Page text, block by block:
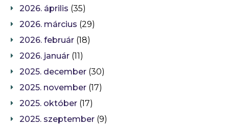
2026. április (35)
2026. március (29)
2026. február (18)
2026. január (11)
2025. december (30)
2025. november (17)
2025. október (17)
2025. szeptember (9)